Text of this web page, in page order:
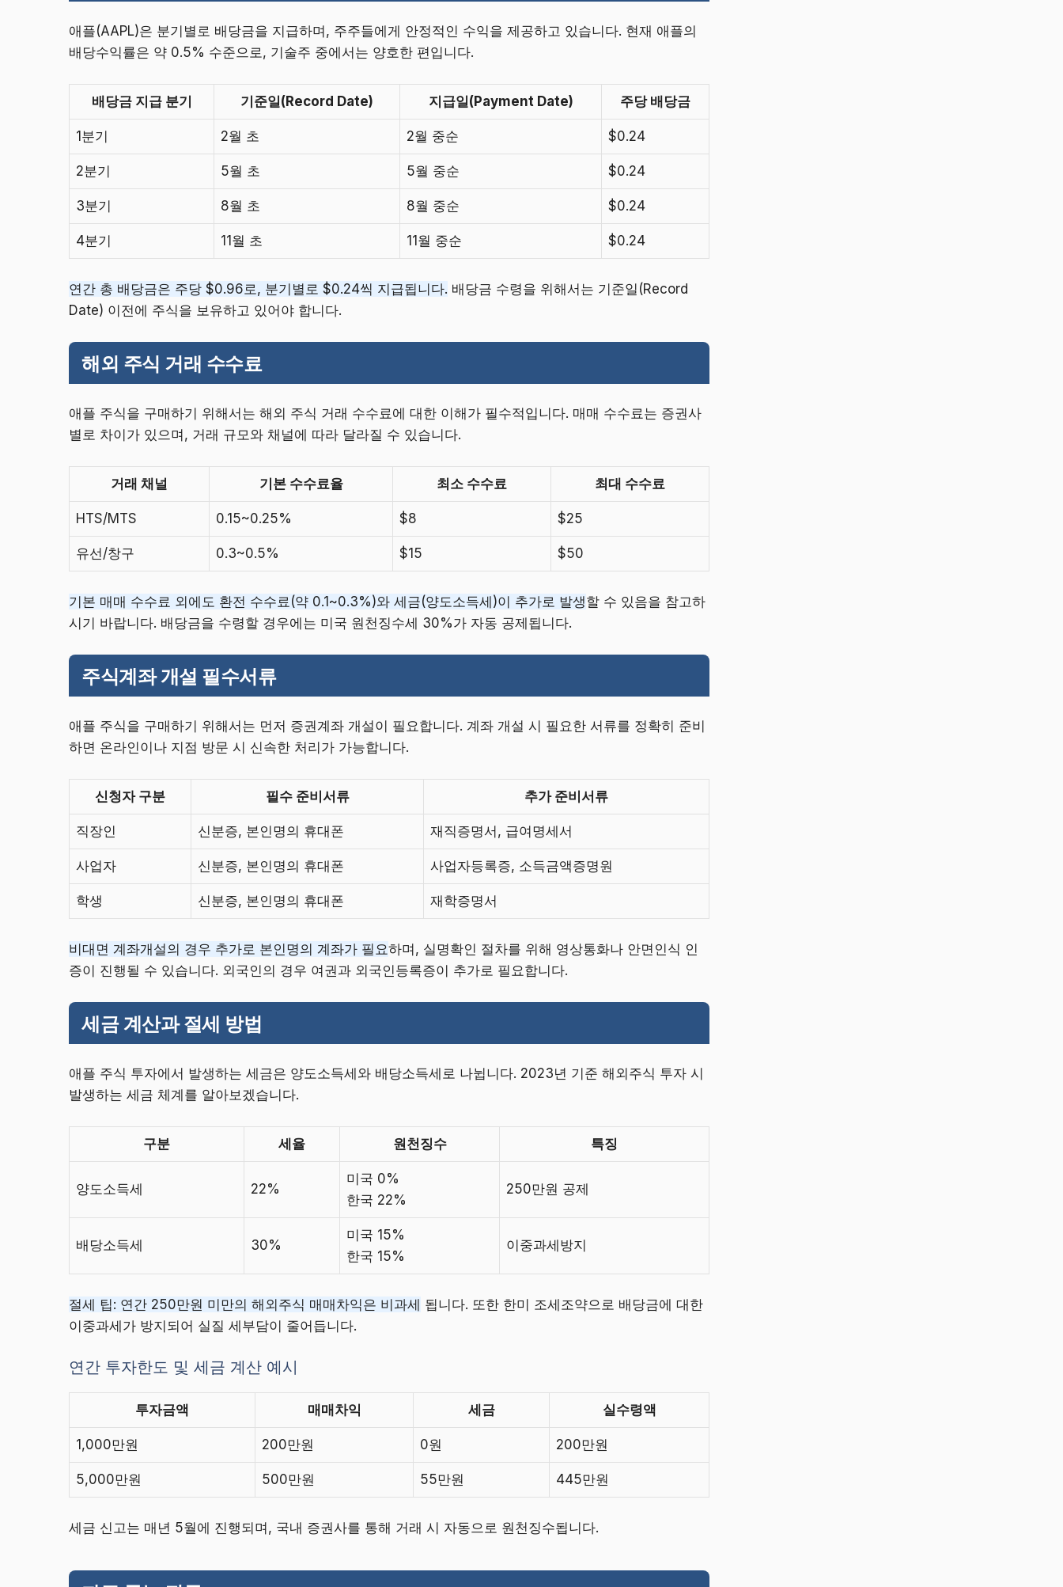
애플(AAPL)은 분기별로 배당금을 지급하며, 주주들에게 안정적인 수익을 제공하고 있습니다. 현재 애플의
배당수익률은 약 0.5% 수준으로, 기술주 중에서는 양호한 편입니다.
배당금 지급 분기 기준일(Record Date) 지급일(Payment Date) 주당 배당금
1분기 2월 초 2월 중순 $0.24
2분기 5월 초 5월 중순 $0.24
3분기 8월 초 8월 중순 $0.24
4분기 11월 초 11월 중순 $0.24
연간 총 배당금은 주당 $0.96로, 분기별로 $0.24씩 지급됩니다. 배당금 수령을 위해서는 기준일(Record
Date) 이전에 주식을 보유하고 있어야 합니다.
해외 주식 거래 수수료
애플 주식을 구매하기 위해서는 해외 주식 거래 수수료에 대한 이해가 필수적입니다. 매매 수수료는 증권사
별로 차이가 있으며, 거래 규모와 채널에 따라 달라질 수 있습니다.
거래 채널 기본 수수료율 최소 수수료 최대 수수료
HTS/MTS 0.15~0.25% $8 $25
유선/창구 0.3~0.5% $15 $50
기본 매매 수수료 외에도 환전 수수료(약 0.1~0.3%)와 세금(양도소득세)이 추가로 발생할 수 있음을 참고하
시기 바랍니다. 배당금을 수령할 경우에는 미국 원천징수세 30%가 자동 공제됩니다.
주식계좌 개설 필수서류
애플 주식을 구매하기 위해서는 먼저 증권계좌 개설이 필요합니다. 계좌 개설 시 필요한 서류를 정확히 준비
하면 온라인이나 지점 방문 시 신속한 처리가 가능합니다.
신청자 구분 필수 준비서류 추가 준비서류
직장인 신분증, 본인명의 휴대폰 재직증명서, 급여명세서
사업자 신분증, 본인명의 휴대폰 사업자등록증, 소득금액증명원
학생 신분증, 본인명의 휴대폰 재학증명서
비대면 계좌개설의 경우 추가로 본인명의 계좌가 필요하며, 실명확인 절차를 위해 영상통화나 안면인식 인
증이 진행될 수 있습니다. 외국인의 경우 여권과 외국인등록증이 추가로 필요합니다.
세금 계산과 절세 방법
애플 주식 투자에서 발생하는 세금은 양도소득세와 배당소득세로 나뉩니다. 2023년 기준 해외주식 투자 시
발생하는 세금 체계를 알아보겠습니다.
구분 세율 원천징수 특징
양도소득세 22%
미국 0%
한국 22%
250만원 공제
배당소득세 30%
미국 15%
한국 15%
이중과세방지
절세 팁: 연간 250만원 미만의 해외주식 매매차익은 비과세 됩니다. 또한 한미 조세조약으로 배당금에 대한
이중과세가 방지되어 실질 세부담이 줄어듭니다.
연간 투자한도 및 세금 계산 예시
투자금액 매매차익 세금 실수령액
1,000만원 200만원 0원 200만원
5,000만원 500만원 55만원 445만원
세금 신고는 매년 5월에 진행되며, 국내 증권사를 통해 거래 시 자동으로 원천징수됩니다.